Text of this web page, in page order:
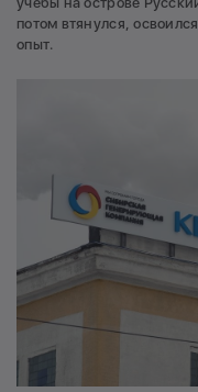
потом втянулся,
опыт.